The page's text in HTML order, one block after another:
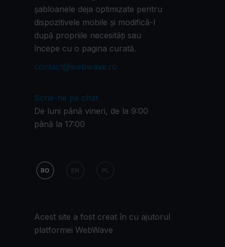
șabloanele deja optimizate pentru
dispozitivele mobile și modifică-l
după propriile necesități sau
începe cu o pagina curată.
contact@webwave.ro
Scrie-ne pe chat
De luni până vineri, de la 9:00
până la 17:00
Acest site a fost creat în cu ajutorul
platformei WebWave